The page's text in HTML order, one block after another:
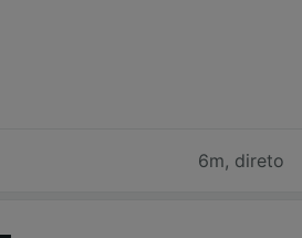
6m, direto